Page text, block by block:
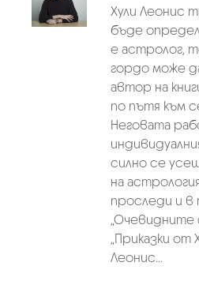
Хули Леонис
бъде
е астролог,
гордо може
автор на
по пътя към
Неговата
силно се
на
проследи и
„Очевидните
„Приказки от
Леонис...